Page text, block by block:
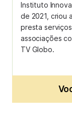
Instituto
de 2021, criou
presta
associações
TV Globo.